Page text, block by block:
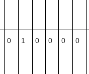
0 1 0 0 0 0